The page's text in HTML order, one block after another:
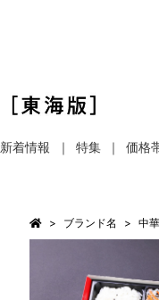
新着情報 特集 価格
ブランド名 中